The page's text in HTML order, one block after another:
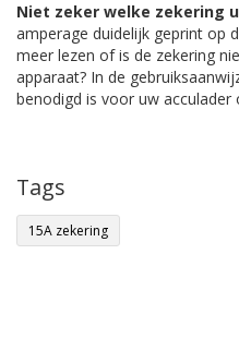
Niet zeker welke zekering
amperage duidelijk geprint op
meer lezen of is de zekering
apparaat? In de
benodigd is voor uw
Tags
15A zekering